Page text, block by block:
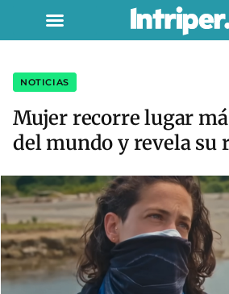
NOTICIAS
Mujer recorre lugar
del mundo y revela su